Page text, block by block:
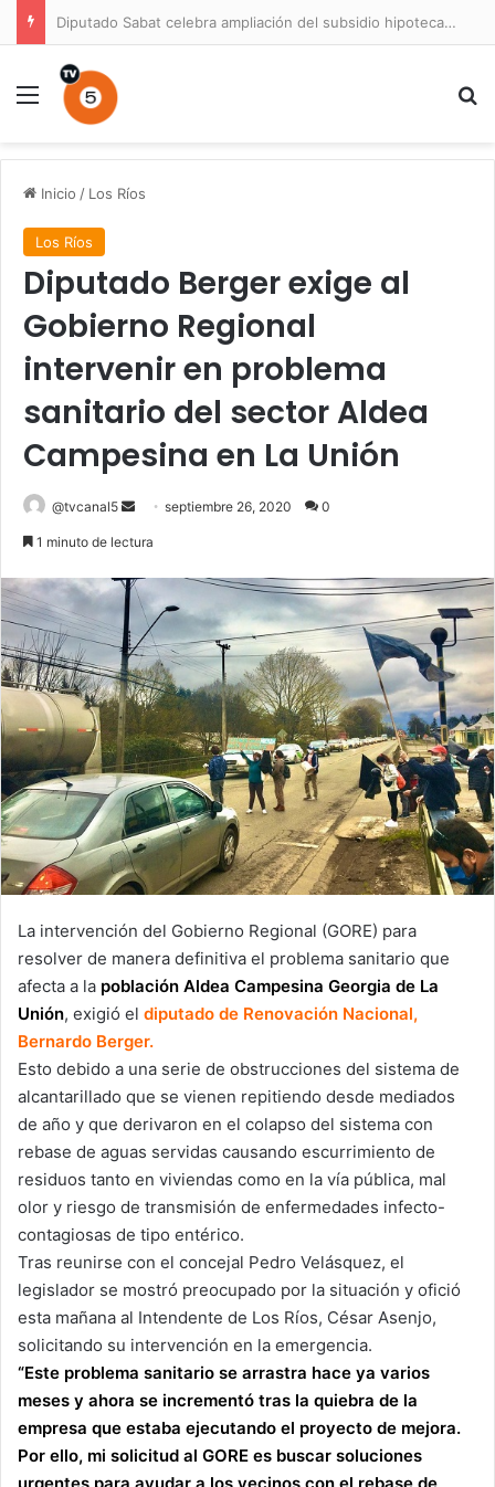
Diputado Sabat celebra ampliación del subsidio hipotecario con viviendas de hasta 6.000 UF
Menú
Inicio / Los Ríos
Los Ríos
Diputado Berger exige al
Gobierno Regional
intervenir en problema
sanitario del sector Aldea
Campesina en La Unión
@tvcanal5
Sendseptiembre 26, 2020 0
1 minuto de lectura
La intervención del Gobierno Regional (GORE) para
resolver de manera definitiva el problema sanitario que
afecta a la población Aldea Campesina Georgia de La
Unión, exigió el diputado de Renovación Nacional,
Bernardo Berger.
Esto debido a una serie de obstrucciones del sistema de
alcantarillado que se vienen repitiendo desde mediados
de año y que derivaron en el colapso del sistema con
rebase de aguas servidas causando escurrimiento de
residuos tanto en viviendas como en la vía pública, mal
olor y riesgo de transmisión de enfermedades infecto-
contagiosas de tipo entérico.
Tras reunirse con el concejal Pedro Velásquez, el
legislador se mostró preocupado por la situación y ofició
esta mañana al Intendente de Los Ríos, César Asenjo,
solicitando su intervención en la emergencia.
“Este problema sanitario se arrastra hace ya varios
meses y ahora se incrementó tras la quiebra de la
empresa que estaba ejecutando el proyecto de mejora.
Por ello, mi solicitud al GORE es buscar soluciones